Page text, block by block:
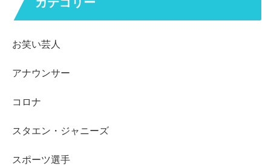
お笑い芸人
アナウンサー
コロナ
スタエン・ジャニーズ
スポーツ選手